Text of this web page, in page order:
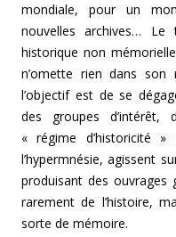
mondiale, pour un
nouvelles archives… Le
historique non
n’omette rien dans son
l’objectif est de se
des groupes d’intérêt,
« régime d’historicité »
l’hypermnésie, agissent
produisant des ouvrages
rarement de l’histoire,
sorte de mémoire.